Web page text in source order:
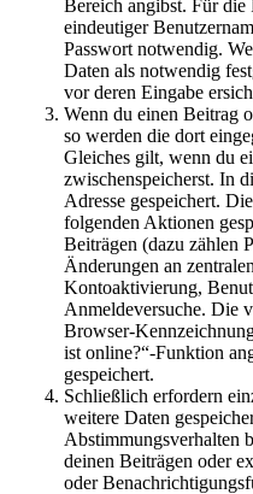
Bereich angibst. Für die
eindeutiger
Passwort notwendig.
Daten als notwendig
vor deren Eingabe
Wenn du einen Beitrag
so werden die dort
Gleiches gilt, wenn du
zwischenspeicherst. In
Adresse gespeichert.
folgenden Aktionen
Beiträgen (dazu zählen
Änderungen an
Kontoaktivierung,
Anmeldeversuche. Die
Browser-
ist online?“-Funktion
gespeichert.
Schließlich erfordern
weitere Daten
Abstimmungsverhalten
deinen Beiträgen oder
oder